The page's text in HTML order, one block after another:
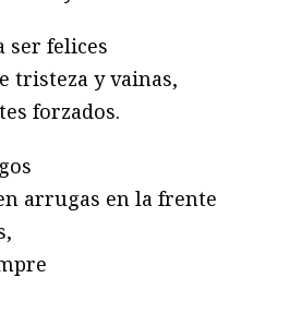
ser felices
tristeza y vainas,
forzados.
arrugas en la frente